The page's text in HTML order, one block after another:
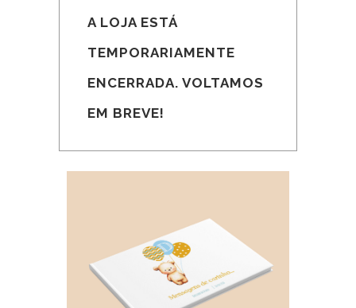
A LOJA ESTÁ
TEMPORARIAMENTE
ENCERRADA. VOLTAMOS
EM BREVE!